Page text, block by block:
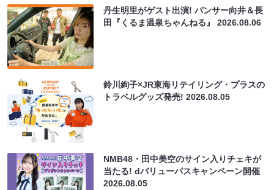
丹生明里がゲスト出演! パンサー向井＆長
田『くるま温泉ちゃんねる』2026.08.06
鈴川絢子×JR東海リテイリング・プラスの
トラベルグッズ発売!2026.08.05
NMB48・田中美空のサイン入りチェキが
当たる! dバリューパスキャンペーン開催
2026.08.05